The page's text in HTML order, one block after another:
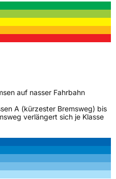
(GPSR)
FRANCAISE DES
MICHELIN, place des
auf nasser Fahrbahn
A (kürzester Bremsweg) bis
verlängert sich je Klasse